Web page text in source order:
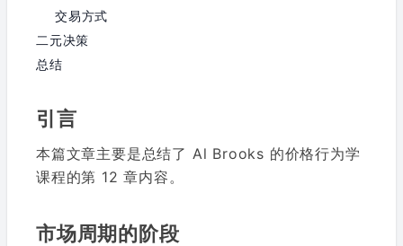
交易方式
二元决策
总结
引言
本篇文章主要是总结了 Al Brooks 的价格行为学
课程的第 12 章内容。
市场周期的阶段